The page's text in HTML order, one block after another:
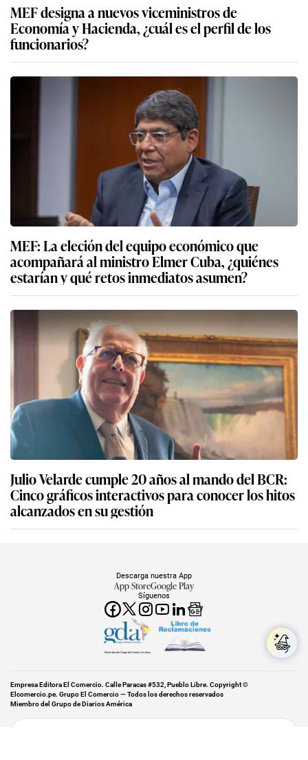
MEF designa a nuevos viceministros de
Economía y Hacienda, ¿cuál es el perfil de los
funcionarios?
MEF: La eleción del equipo económico que
acompañará al ministro Elmer Cuba, ¿quiénes
estarían y qué retos inmediatos asumen?
Julio Velarde cumple 20 años al mando del BCR:
Cinco gráficos interactivos para conocer los hitos
alcanzados en su gestión
Síguenos
Descarga nuestra App
App StoreGoogle Play
Miembro del Grupo de Diarios América
Empresa Editora El Comercio. Calle Paracas #532, Pueblo Libre. Copyright ©
Elcomercio.pe. Grupo El Comercio — Todos los derechos reservados
Miembro del Grupo de Diarios América